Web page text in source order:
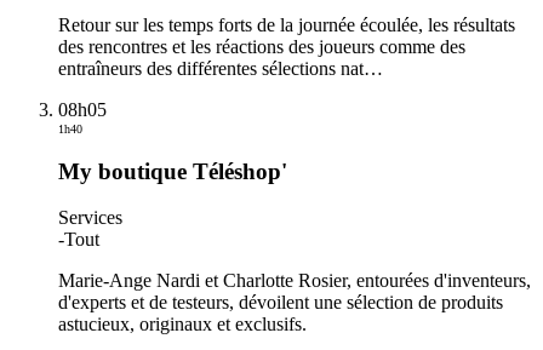
Retour sur les temps forts de la journée écoulée, les résultats
des rencontres et les réactions des joueurs comme des
entraîneurs des différentes sélections nat…
08h05
1h40
My boutique Téléshop'
Services
-Tout
Marie-Ange Nardi et Charlotte Rosier, entourées d'inventeurs,
d'experts et de testeurs, dévoilent une sélection de produits
astucieux, originaux et exclusifs.